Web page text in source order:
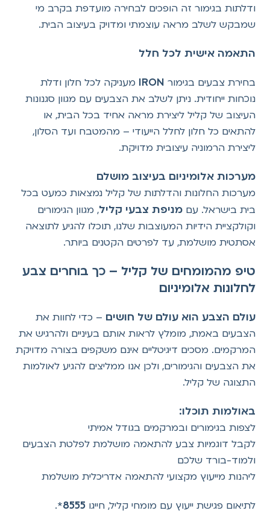
ודלתות בגימור זה הופכים לבחירה מועדפת בקרב מי
שמבקש לשלב מראה עוצמתי ומדויק בעיצוב הבית.
התאמה אישית לכל חלל
בחירת צבעים בגימורIRONמעניקה לכל חלון ודלת
נוכחות ייחודית. ניתן לשלב את הצבעים עם מגוון סגנונות
העיצוב של קליל ליצירת מראה אחיד בכל הבית, או
להתאים כל חלון לחלל הייעודי – מהמטבח ועד הסלון,
ליצירת הרמוניה עיצובית מדויקת.
מערכות אלומיניום בעיצוב מושלם
מערכות החלונות והדלתות של קליל נמצאות כמעט בכל
בית בישראל. עםמניפת צבעי קליל, מגוון הגימורים
וקולקציית הידיות המעוצבות שלנו, תוכלו להגיע לתוצאה
אסתטית מושלמת, עד לפרטים הקטנים ביותר.
טיפ מהמומחים של קליל – כך בוחרים צבע
לחלונות אלומיניום
עולם הצבע הוא עולם של חושים– כדי לחוות את
הצבעים באמת, מומלץ לראות אותם בעיניים ולהרגיש את
המרקמים. מסכים דיגיטליים אינם משקפים בצורה מדויקת
את הצבעים והגימורים, ולכן אנו ממליצים להגיע לאולמות
התצוגה של קליל.
באולמות תוכלו:
לצפות בגימורים ובמרקמים בגודל אמיתי
לקבל דוגמיות צבע להתאמה מושלמת לפלטת הצבעים
ולמוד-בורד שלכם
ליהנות מייעוץ מקצועי להתאמה אדריכלית מושלמת
לתיאום פגישת ייעוץ עם מומחי קליל, חייגו8555
*.